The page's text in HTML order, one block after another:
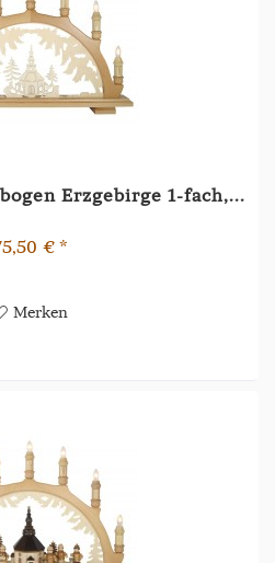
Erzgebirge 1-fach,...
€ *
Merken